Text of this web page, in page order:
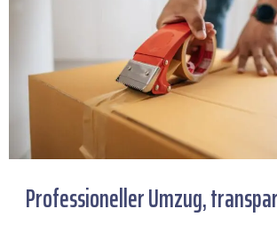
Professioneller Umzug,